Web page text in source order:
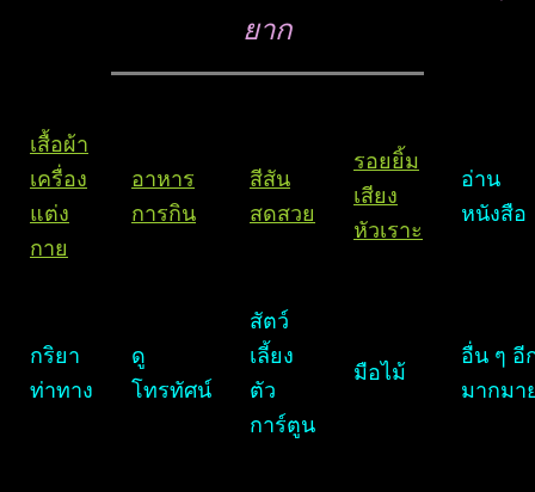
ยาก
เสื้อผ้า
เครื่อง
แต่ง
กาย
อาหาร
การกิน
สีสัน
สดสวย
รอยยิ้ม
เสียง
หัวเราะ
อ่าน
หนังสือ
กริยา
ท่าทาง
ดู
โทรทัศน์
สัตว์
เลี้ยง
ตัว
การ์ตูน
มือไม้
อื่น ๆ อี
มากมา